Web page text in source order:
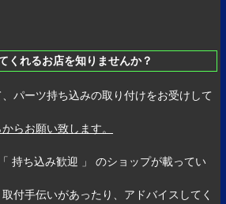
てくれるお店を知りませんか？
パーツ持ち込みの取り付けをお受けして
らお願い致します。
持ち込み歓迎 」 のショップが載ってい
付手伝いがあったり、アドバイスしてく